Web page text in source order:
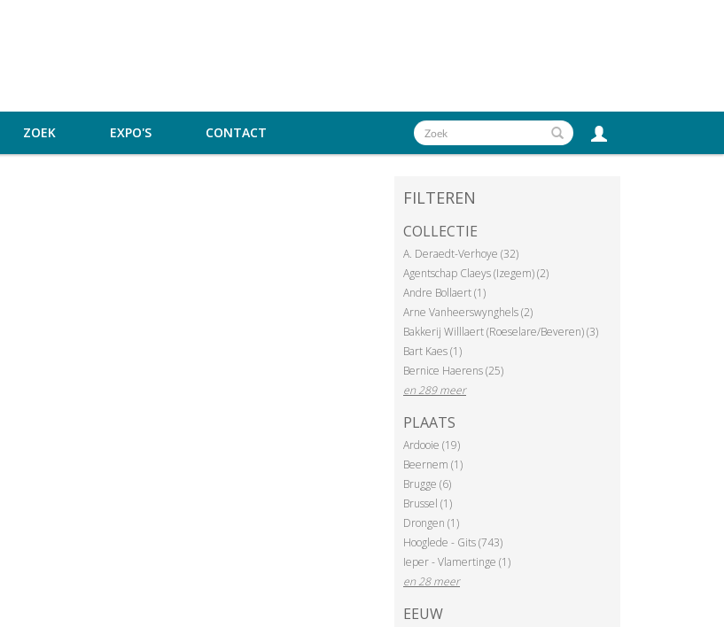
ZOEK EXPO'S CONTACT
FILTEREN
COLLECTIE
A. Deraedt-Verhoye (32)
Agentschap Claeys (Izegem) (2)
Andre Bollaert (1)
Arne Vanheerswynghels (2)
Bakkerij Willlaert (Roeselare/Beveren) (3)
Bart Kaes (1)
Bernice Haerens (25)
en 289 meer
PLAATS
Ardooie (19)
Beernem (1)
Brugge (6)
Brussel (1)
Drongen (1)
Hooglede - Gits (743)
Ieper - Vlamertinge (1)
en 28 meer
EEUW